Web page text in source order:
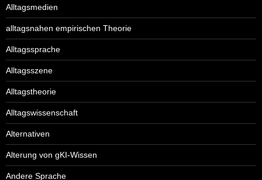
Alltagsmedien
alltagsnahen empirischen Theorie
Alltagssprache
Alltagsszene
Alltagstheorie
Alltagswissenschaft
Alternativen
Alterung von gKI-Wissen
Andere Sprache